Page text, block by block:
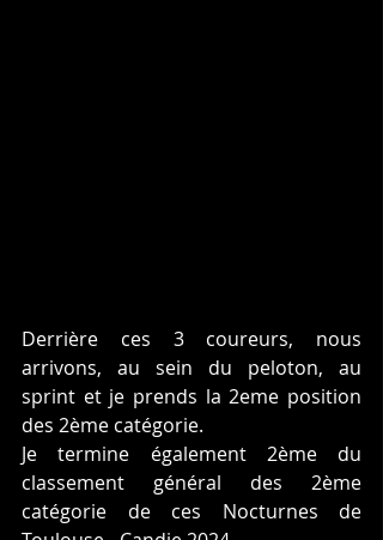
Derrière ces 3 coureurs, nous
arrivons, au sein du peloton, au
sprint et je prends la 2eme position
des 2ème catégorie.
Je termine également 2ème du
classement général des 2ème
catégorie de ces Nocturnes de